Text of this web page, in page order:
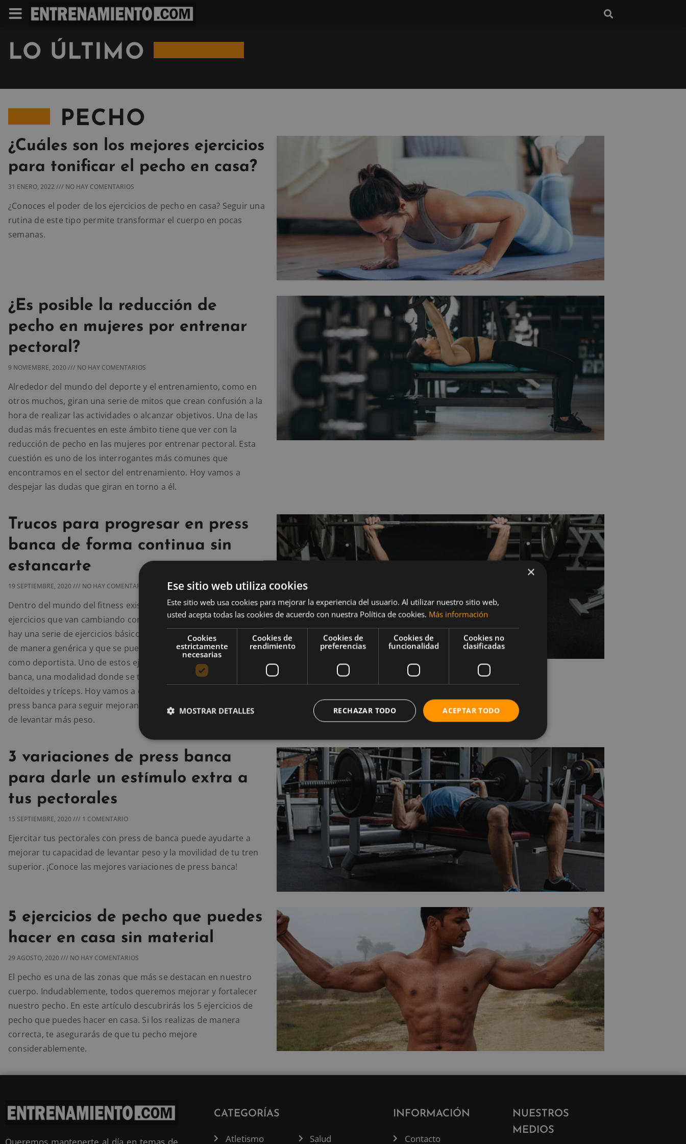
LO ÚLTIMO
PECHO
¿Cuáles son los mejores ejercicios
para tonificar el pecho en casa?
31 ENERO, 2022 NO HAY COMENTARIOS
¿Conoces el poder de los ejercicios de pecho en casa? Seguir una
rutina de este tipo permite transformar el cuerpo en pocas
semanas.
¿Es posible la reducción de
pecho en mujeres por entrenar
pectoral?
9 NOVIEMBRE, 2020 NO HAY COMENTARIOS
Alrededor del mundo del deporte y el entrenamiento, como en
otros muchos, giran una serie de mitos que crean confusión a la
hora de realizar las actividades o alcanzar objetivos. Una de las
dudas más frecuentes en este ámbito tiene que ver con la
reducción de pecho en las mujeres por entrenar pectoral. Esta
cuestión es uno de los interrogantes más comunes que
encontramos en el sector del entrenamiento. Hoy vamos a
despejar las dudas que giran en torno a él.
Trucos para progresar en press
banca de forma continua sin
estancarte
19 SEPTIEMBRE, 2020 NO HAY COMENTARIOS
Dentro del mundo del fitness existen muchas variantes de
ejercicios que van cambiando con el tiempo y las modas, pero
hay una serie de ejercicios básicos que mejoran la musculatura
de manera genérica y que se pueden adaptar a tu evolución
como deportista. Uno de estos ejercicios básicos es el press
banca, una modalidad donde se trabaja toda la zona pectoral,
deltoides y tríceps. Hoy vamos a explicarte cómo progresar en
press banca para seguir mejorando tu técnica y que seas capaz
de levantar más peso.
3 variaciones de press banca
para darle un estímulo extra a
tus pectorales
15 SEPTIEMBRE, 2020 1 COMENTARIO
Ejercitar tus pectorales con press de banca puede ayudarte a
mejorar tu capacidad de levantar peso y la movilidad de tu tren
superior. ¡Conoce las mejores variaciones de press banca!
5 ejercicios de pecho que puedes
hacer en casa sin material
29 AGOSTO, 2020 NO HAY COMENTARIOS
El pecho es una de las zonas que más se destacan en nuestro
cuerpo. Indudablemente, todos queremos mejorar y fortalecer
nuestro pecho. En este artículo descubrirás los 5 ejercicios de
pecho que puedes hacer en casa. Si los realizas de manera
correcta, te asegurarás de que tu pecho mejore
considerablemente.
Queremos mantenerte al día en temas de
CATEGORÍAS
Atletismo Salud
INFORMACIÓN
Contacto
NUESTROS
MEDIOS
×
Ese sitio web utiliza cookies
Este sitio web usa cookies para mejorar la experiencia del usuario. Al utilizar nuestro sitio web,
usted acepta todas las cookies de acuerdo con nuestra Política de cookies. Más información
Cookies
estrictamente
necesarias
Cookies de
rendimiento
Cookies de
preferencias
Cookies de
funcionalidad
Cookies no
clasificadas
ACEPTAR TODO
RECHAZAR TODO
MOSTRAR DETALLES